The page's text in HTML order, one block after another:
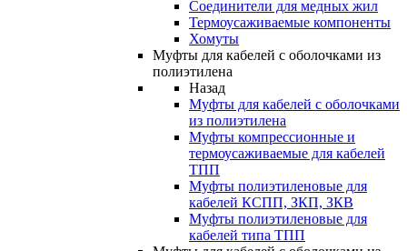
Соединители для медных жил
Термоусаживаемые компоненты
Хомуты
Муфты для кабелей с оболочками из
полиэтилена
Назад
Муфты для кабелей с оболочками
из полиэтилена
Муфты компрессионные и
термоусаживаемые для кабелей
ТПП
Муфты полиэтиленовые для
кабелей КСПП, ЗКП, ЗКВ
Муфты полиэтиленовые для
кабелей типа ТПП